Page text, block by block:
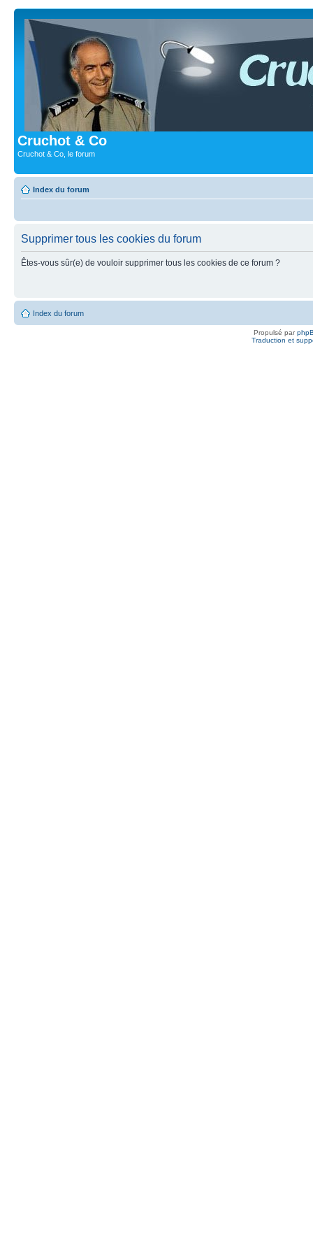
Cruchot & Co
Cruchot & Co, le forum
Index du forum
Supprimer tous les cookies du forum
Êtes-vous sûr(e) de vouloir supprimer tous les cookies de ce forum ?
Index du forum
Propulsé par
Traduction et